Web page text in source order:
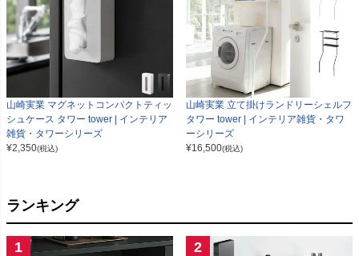
山崎実業 マグネットコンパクトティッ
シュケース タワー tower | インテリア
雑貨・タワーシリーズ
¥2,350(税込)
山崎実業 立て掛けランドリーシェルフ
タワー tower | インテリア雑貨・タワ
ーシリーズ
¥16,500(税込)
ランキング
1 2